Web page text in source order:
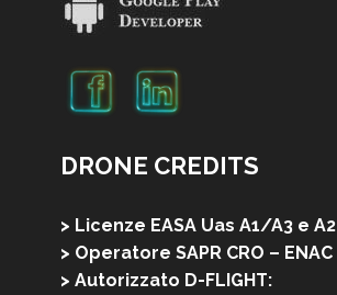
DRONE CREDITS
> Licenze EASA Uas A1/A3 e A2
> Operatore SAPR CRO – ENAC
> Autorizzato D-FLIGHT: